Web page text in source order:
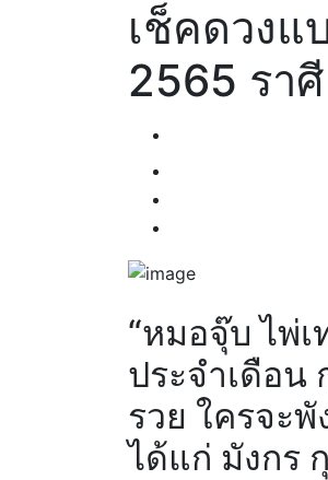
เช็คดวงแ
2565 รา
“หมอจุ๊บ ไพ่
ประจำเดือน
รวย ใครจะ
ได้แก่ มังกร